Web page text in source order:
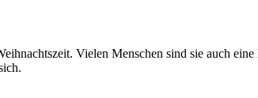
Vielen Menschen sind sie auch